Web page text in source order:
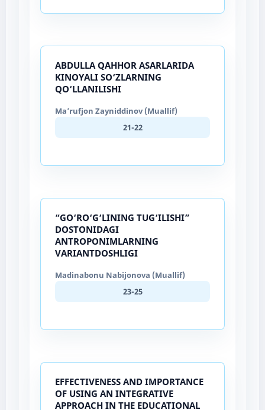
ABDULLA QAHHOR ASARLARIDA
KINOYALI SO‘ZLARNING
QO‘LLANILISHI
Ma’rufjon Zayniddinov (Muallif)
21-22
“GO‘RO‘G‘LINING TUG‘ILISHI”
DOSTONIDAGI
ANTROPONIMLARNING
VARIANTDOSHLIGI
Madinabonu Nabijonova (Muallif)
23-25
EFFECTIVENESS AND IMPORTANCE
OF USING AN INTEGRATIVE
APPROACH IN THE EDUCATIONAL